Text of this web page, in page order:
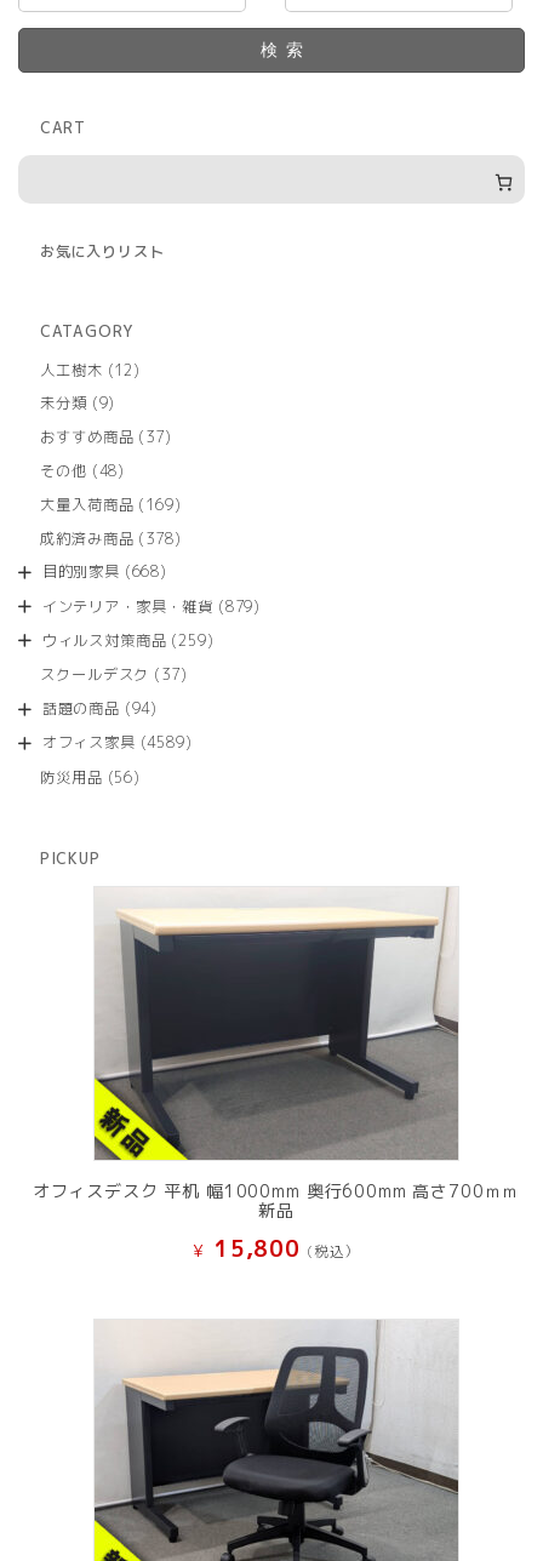
検索
CART
お気に入りリスト
CATAGORY
人工樹木
1212
商
未分類 99
の
商
おすすめ商品 3737
商
その他 4848
の
商
大量入荷商品 169169
の
成約済み商品 378378
商
目的別家具 668668
の
商
インテリア・家具・雑貨 879879
ウィルス対策商品 259259
スクールデスク 3737
商
話題の商品 9494
の
オフィス家具 45894589
防災用品 5656
PICKUP
オフィスデスク 平机 幅1000mm 奥行600mm 高さ700ｍｍ
新品
¥ 15,800 (税込）